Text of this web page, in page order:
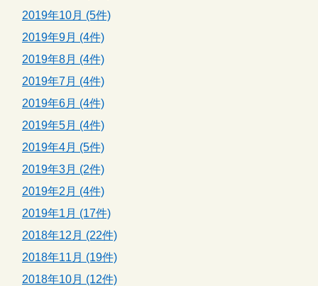
2019年10月 (5件)
2019年9月 (4件)
2019年8月 (4件)
2019年7月 (4件)
2019年6月 (4件)
2019年5月 (4件)
2019年4月 (5件)
2019年3月 (2件)
2019年2月 (4件)
2019年1月 (17件)
2018年12月 (22件)
2018年11月 (19件)
2018年10月 (12件)